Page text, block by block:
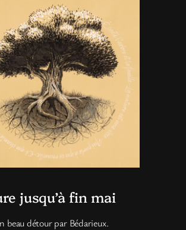
jusqu’à fin mai
beau détour par Bédarieux.